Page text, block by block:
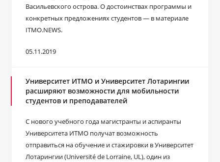
Васильевского острова. О достоинствах программы и
конкретных предложениях студентов — в материале
ITMO.NEWS.
05.11.2019
Университет ИТМО и Университет Лотарингии
расширяют возможности для мобильности
студентов и преподавателей
С нового учебного года магистранты и аспиранты
Университета ИТМО получат возможность
отправиться на обучение и стажировки в Университет
Лотарингии (Université de Lorraine, UL), один из